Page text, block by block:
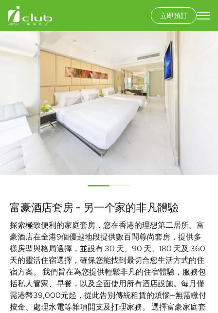
立即預訂
menu
富豪酒店套房 - 另一个家的非凡體驗
探索極致便利的家庭套房，您在香港的理想第二居所。富
豪酒店在全港9個優越地段提供數百間尊尚套房，提供多
樣房型與格局選擇，並設有 30 天、90 天、180 天及 360
天的靈活住宿選擇，確保您能找到最切合您生活方式的住
宿方案。 我們旨在為您提供輕鬆非凡的住宿體驗，服務包
括私人管家、早餐，以及全面使用所有酒店設施。每月僅
需港幣39,000元起，從此告別傳統租賃的煩惱—無需繳付
按金、處理水電等雜項開支及打理家務。 選擇富豪家庭套